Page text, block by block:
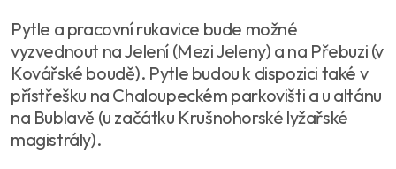
Pytle a pracovní rukavice bude možné
vyzvednout na Jelení (Mezi Jeleny) a na Přebuzi (v
Kovářské boudě). Pytle budou k dispozici také v
přístřešku na Chaloupeckém parkovišti a u altánu
na Bublavě (u začátku Krušnohorské lyžařské
magistrály).